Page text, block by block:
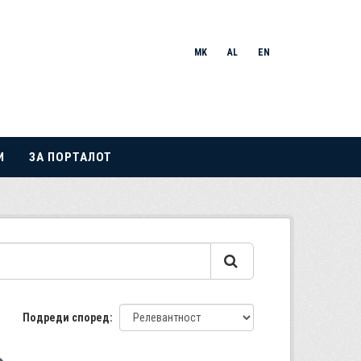
MK AL EN
ЗА ПОРТАЛОТ
Подреди според